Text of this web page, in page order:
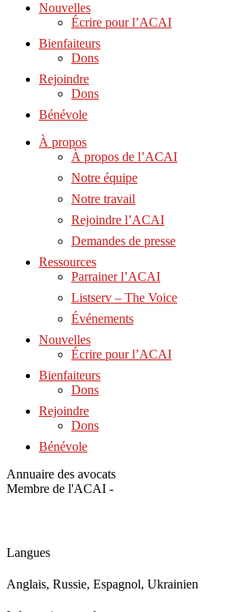
Nouvelles
Écrire pour l’ACAI
Bienfaiteurs
Dons
Rejoindre
Dons
Bénévole
À propos
À propos de l’ACAI
Notre équipe
Notre travail
Rejoindre l’ACAI
Demandes de presse
Ressources
Parrainer l’ACAI
Listserv – The Voice
Événements
Nouvelles
Écrire pour l’ACAI
Bienfaiteurs
Dons
Rejoindre
Dons
Bénévole
Annuaire des avocats
Membre de l'ACAI -
Langues
Anglais, Russie, Espagnol, Ukrainien